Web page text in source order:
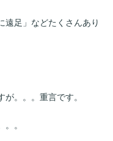
遠足」などたくさんあり
。。。重言です。
。